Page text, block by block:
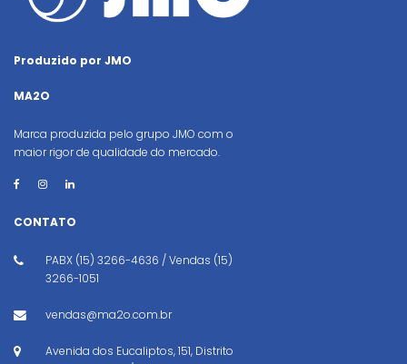
Produzido por JMO
MA2O
Marca produzida pelo grupo JMO com o
maior rigor de qualidade do mercado.
CONTATO
PABX (15) 3266-4636 / Vendas (15)
3266-1051
vendas@ma2o.com.br
Avenida dos Eucaliptos, 151, Distrito